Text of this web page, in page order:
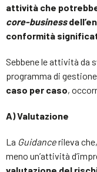
attività che
core-business
conformità
Sebbene le attività da
programma di
caso per caso,
A) Valutazione
La Guidancerileva
meno un’attività